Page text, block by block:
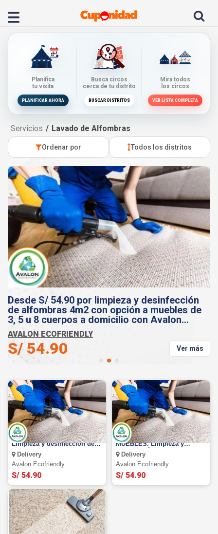
Planifica
tu visita
PLANIFICAR AHORA
Busca circos
cerca de tu distrito
BUSCAR DISTRITOS
Mira todos
los circos
VER LISTA COMPLETA
Servicios Lavado de Alfombras
Ordenar por Todos los distritos
Desde S/ 54.90 por limpieza y desinfección
de alfombras 4m2 con opción a muebles de
3, 5 u 8 cuerpos a domicilio con Avalon
Ecofriendly
AVALON ECOFRIENDLY
S/ 54.90 Ver más
LAVADO DE ALFOMBRAS.
Limpieza y desinfección de
alfombras de 4, 6 u 8 m2 a
domicilio
Delivery
Avalon Ecofriendly
S/ 54.90
LAVADO DE ALFOMBRAS Y
MUEBLES. Limpieza y
desinfección de alfombra
4m2
Delivery
Avalon Ecofriendly
S/ 54.90